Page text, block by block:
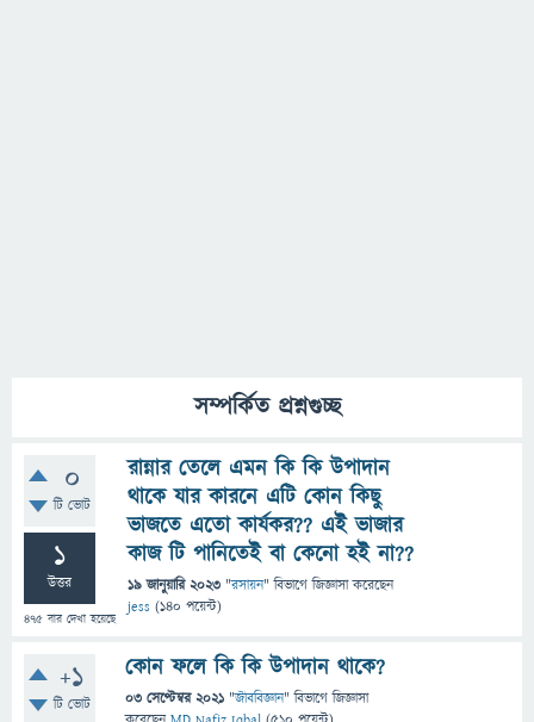
সম্পর্কিত প্রশ্নগুচ্ছ
0
টি ভোট
1
উত্তর
475 বার দেখা হয়েছে
রান্নার তেলে এমন কি কি উপাদান
থাকে যার কারনে এটি কোন কিছু
ভাজতে এতো কার্যকর?? এই ভাজার
কাজ টি পানিতেই বা কেনো হই না??
19 জানুয়ারি 2023 "রসায়ন" বিভাগে জিজ্ঞাসাকরেছেন
jess (140 পয়েন্ট)
+1
টি ভোট
কোন ফলে কি কি উপাদান থাকে?
03 সেপ্টেম্বর 2021 "জীববিজ্ঞান" বিভাগে জিজ্ঞাসা